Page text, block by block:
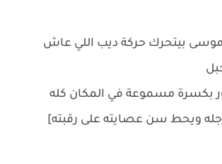
بيتحرك حركة ديب اللي عاش
بكسرة مسموعة في المكان كله
ويحط سن عصايته على رقبته]